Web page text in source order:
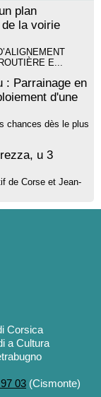
plan
la voirie
E...
: Parrainage en
d'une
chances dès le plus
u 3
de Corse et Jean-
Corsica
a Cultura
03 (Cismonte)